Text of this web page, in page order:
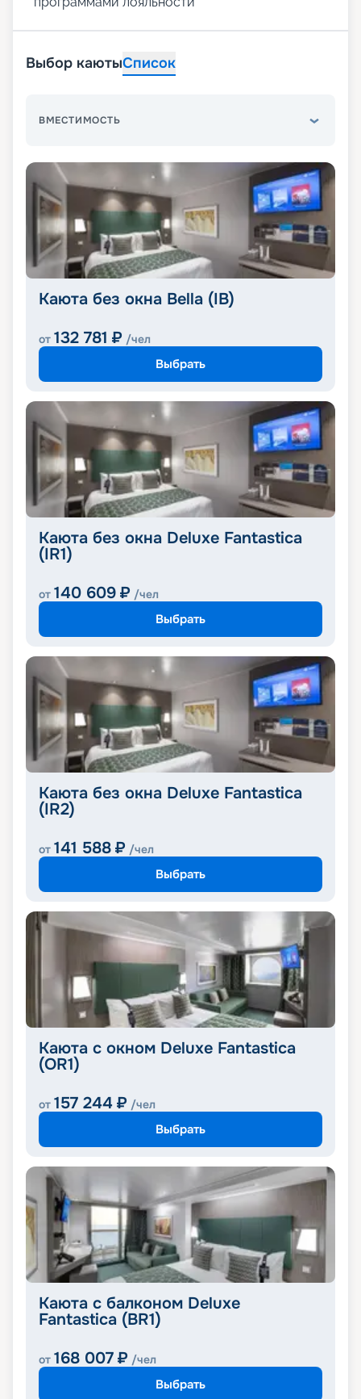
Выбор каютыСписок
ВМЕСТИМОСТЬ
Каюта без окна Bella (IB)
от 132 781 ₽ /чел
Выбрать
Каюта без окна Deluxe Fantastica
(IR1)
от 140 609 ₽ /чел
Выбрать
Каюта без окна Deluxe Fantastica
(IR2)
от 141 588 ₽ /чел
Выбрать
Каюта с окном Deluxe Fantastica
(OR1)
от 157 244 ₽ /чел
Выбрать
Каюта с балконом Deluxe
Fantastica (BR1)
от 168 007 ₽ /чел
Выбрать